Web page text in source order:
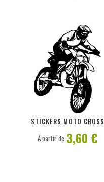
STICKERS MOTO CROSS
PERSONNALISER
À partir de 3,60 €